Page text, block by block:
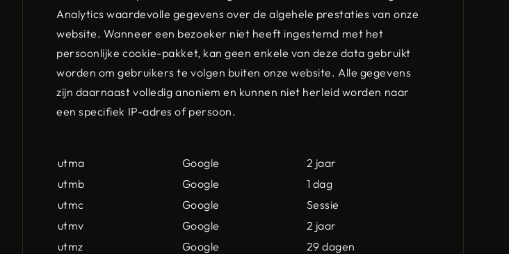
Analytics waardevolle gegevens over de algehele prestaties van onze
website. Wanneer een bezoeker niet heeft ingestemd met het
persoonlijke cookie-pakket, kan geen enkele van deze data gebruikt
worden om gebruikers te volgen buiten onze website. Alle gegevens
zijn daarnaast volledig anoniem en kunnen niet herleid worden naar
een specifiek IP-adres of persoon.
utma
Google
2 jaar
utmb
Google
1 dag
utmc
Google
Sessie
utmv
Google
2 jaar
utmz
Google 29 dagen